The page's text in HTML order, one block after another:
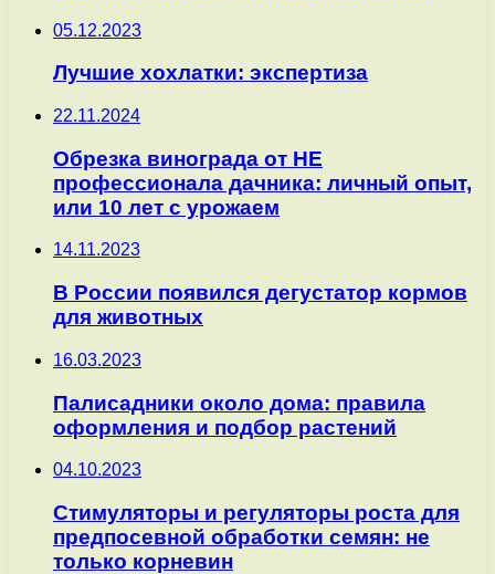
05.12.2023
Лучшие хохлатки: экспертиза
22.11.2024
Обрезка винограда от НЕ
профессионала дачника: личный опыт,
или 10 лет с урожаем
14.11.2023
В России появился дегустатор кормов
для животных
16.03.2023
Палисадники около дома: правила
оформления и подбор растений
04.10.2023
Стимуляторы и регуляторы роста для
предпосевной обработки семян: не
только корневин